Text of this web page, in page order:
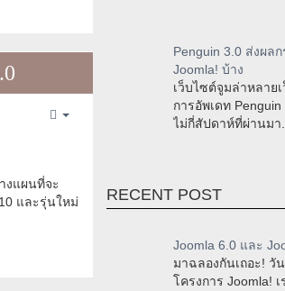
งแผนที่จะ
และรุ่นใหม่
Penguin 3.0 ส่งผล
Joomla! บ้าง
เว็บไซต์จูมล่าหลาย
การอัพเดท
ไม่กี่สัปดาห์ที่ผ่านมา...
RECENT POST
Joomla 6.0 และ
มาฉลองกันเถอะ!
โครงการ Joomla!